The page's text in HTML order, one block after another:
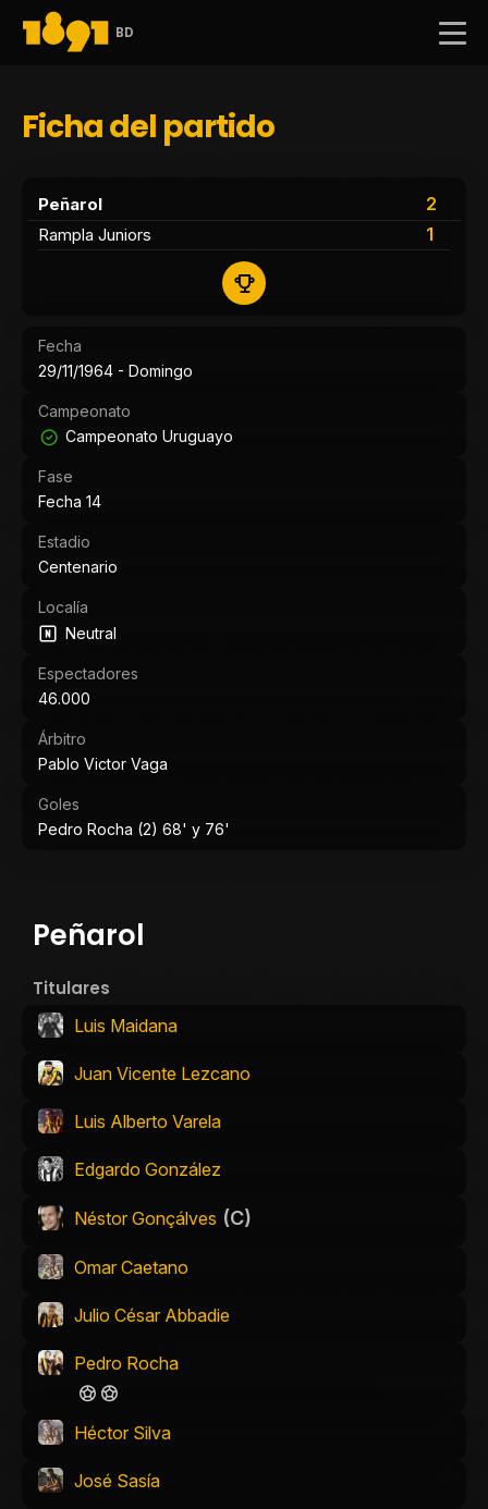
BD
Ficha del partido
Peñarol
2
1
Rampla Juniors
Fecha
29/11/1964 - Domingo
Campeonato
Campeonato Uruguayo
Fase
Fecha 14
Estadio
Centenario
Localía
Neutral
Espectadores
46.000
Árbitro
Pablo Victor Vaga
Goles
Pedro Rocha (2) 68' y 76'
Peñarol
Titulares
Luis Maidana
Juan Vicente Lezcano
Luis Alberto Varela
Edgardo González
Néstor Gonçálves (C)
Omar Caetano
Julio César Abbadie
Pedro Rocha
Héctor Silva
José Sasía